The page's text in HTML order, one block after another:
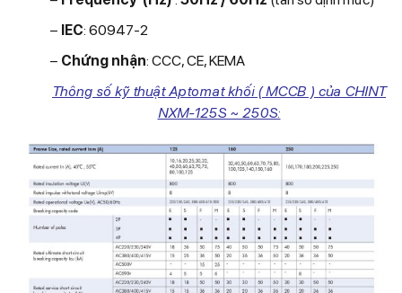
− IEC: 60947-2
− Chứng nhận: CCC, CE, KEMA
Thông số kỹ thuật Aptomat khối ( MCCB ) của CHINT
NXM-125S ~ 250S: